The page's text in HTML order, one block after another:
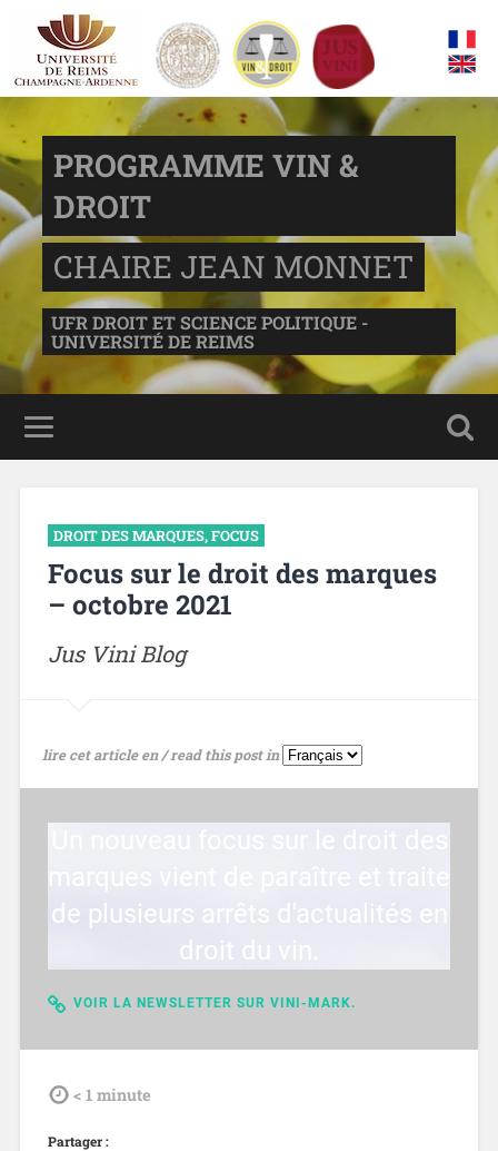
PROGRAMME VIN &
DROIT
CHAIRE JEAN MONNET
UFR DROIT ET SCIENCE POLITIQUE -
UNIVERSITÉ DE REIMS
DROIT DES MARQUES,FOCUS
Focus sur le droit des marques
– octobre 2021
Jus Vini Blog
lire cet article en / read this post in
de plusieurs arrêts d'actualités en
droit du vin.
VOIR LA NEWSLETTER SUR VINI-MARK.
tdl < 1 minute
Partager :